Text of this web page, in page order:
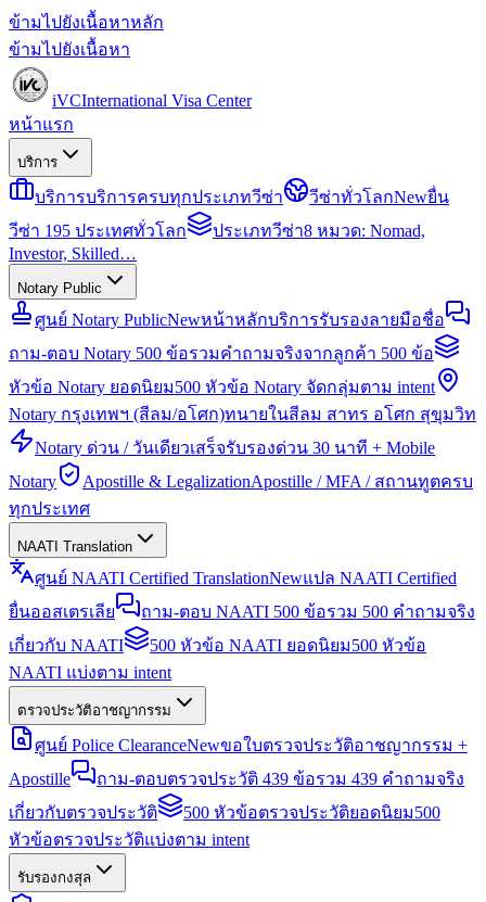
ข้ามไปยังเนื้อหาหลัก
ข้ามไปยังเนื้อหา
iVCInternational Visa Center
หน้าแรก
บริการ
บริการบริการครบทุกประเภทวีซ่า วีซ่าทั่วโลกNewยื่น
วีซ่า 195 ประเทศทั่วโลก
ประเภทวีซ่า8 หมวด: Nomad,
Investor, Skilled…
Notary Public
ศูนย์ Notary PublicNewหน้าหลักบริการรับรองลายมือชื่อ
ถาม-ตอบ Notary 500 ข้อรวมคำถามจริงจากลูกค้า 500 ข้อ
หัวข้อ Notary ยอดนิยม500 หัวข้อ Notary จัดกลุ่มตาม intent
Notary กรุงเทพฯ (สีลม/อโศก)ทนายในสีลม สาทร อโศก สุขุมวิท
Notary ด่วน / วันเดียวเสร็จรับรองด่วน 30 นาที + Mobile
Notary
Apostille & LegalizationApostille / MFA / สถานทูตครบ
ทุกประเทศ
NAATI Translation
ศูนย์ NAATI Certified TranslationNewแปล NAATI Certified
ยื่นออสเตรเลีย
ถาม-ตอบ NAATI 500 ข้อรวม 500 คำถามจริง
เกี่ยวกับ NAATI
500 หัวข้อ NAATI ยอดนิยม500 หัวข้อ
NAATI แบ่งตาม intent
ตรวจประวัติอาชญากรรม
ศูนย์ Police ClearanceNewขอใบตรวจประวัติอาชญากรรม +
Apostille
ถาม-ตอบตรวจประวัติ 439 ข้อรวม 439 คำถามจริง
เกี่ยวกับตรวจประวัติ
500 หัวข้อตรวจประวัติยอดนิยม500
หัวข้อตรวจประวัติแบ่งตาม intent
รับรองกงสุล